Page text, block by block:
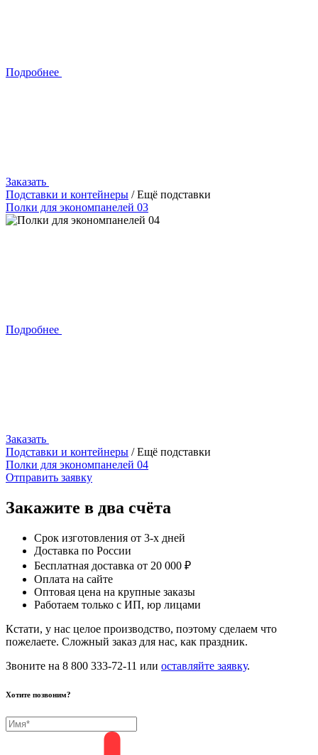
Подробнее
Заказать
Подставки и контейнеры / Ещё подставки
Полки для экономпанелей 03
Подробнее
Заказать
Подставки и контейнеры / Ещё подставки
Полки для экономпанелей 04
Отправить заявку
Закажите в два счёта
Срок изготовления от 3-х дней
Доставка по России
Бесплатная доставка от 20 000 ₽
Оплата на сайте
Оптовая цена на крупные заказы
Работаем только с ИП, юр лицами
Кстати, у нас целое производство, поэтому сделаем что
пожелаете. Сложный заказ для нас, как праздник.
Звоните на 8 800 333-72-11 или оставляйте заявку.
Хотите позвоним?